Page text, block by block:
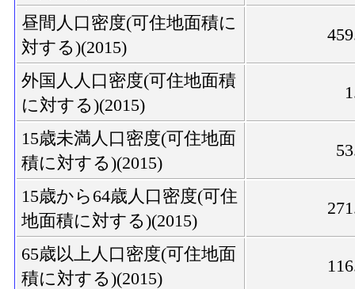
昼間人口密度(可住地面積に
対する)(2015)
外国人人口密度(可住地面積
に対する)(2015)
15歳未満人口密度(可住地面
積に対する)(2015)
15歳から64歳人口密度(可住
地面積に対する)(2015)
65歳以上人口密度(可住地面
積に対する)(2015)